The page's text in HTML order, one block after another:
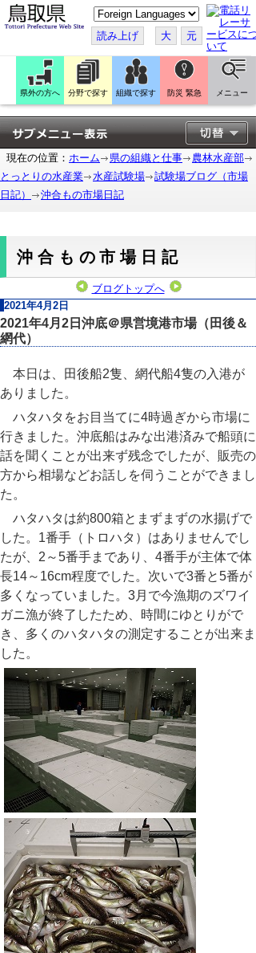
こ
の
ペ
ー
ジ
翻
訳
す
る
読み上げ 大 元
県外の方へ 分野で探す 組織で探す 防災 緊急 メニュー
現在の位置： ホーム 県の組織と仕事
農林水産部
とっとりの水産業
水産試験場
試験場ブログ（市場
日記）
沖合もの市場日記
沖合もの市場日記
ブログトップへ
2021年4月2日
2021年4月2日沖底＠県営境港市場（田後＆
網代）
本日は、田後船2隻、網代船4隻の入港が
ありました。
ハタハタをお目当てに4時過ぎから市場に
行きました。沖底船はみな出港済みで船頭に
話を聞くことが出来ず残念でしたが、販売の
方から相場などお話しを伺うことができまし
た。
ハタハタは約800箱とまずまずの水揚げで
した。 1番手（トロハタ）はありませんでし
たが、 2 ～5番手まであり、 4番手が主体で体
長14～ 16cm程度でした。次いで3番と5番が
多くなっていました。 3月で今漁期のズワイ
ガニ漁が終了したため、時間にゆとりがで
き、多くのハタハタの測定することが出来ま
した。